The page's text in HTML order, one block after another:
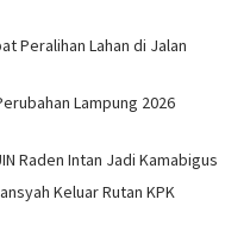
Peralihan Lahan di Jalan
Lampung 2026
Raden Intan Jadi Kamabigus
Keluar Rutan KPK